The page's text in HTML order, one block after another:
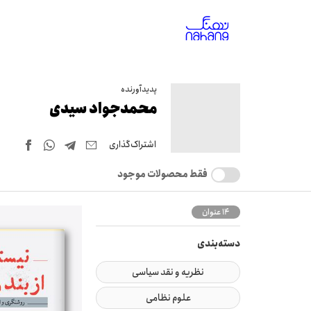
پدیدآورنده
محمدجواد سیدی
اشتراک‌گذاری
فقط محصولات موجود
14 عنوان
دسته‌بندی
نظریه و نقد سیاسی
علوم نظامی